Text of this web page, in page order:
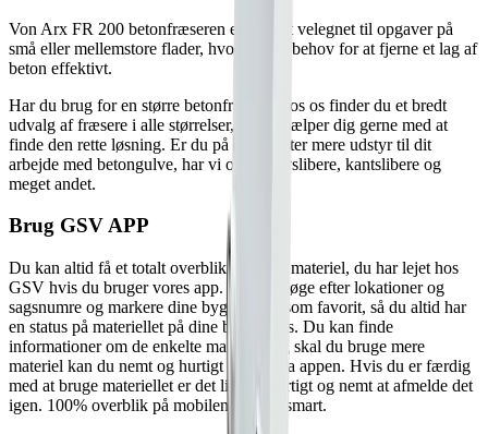
Von Arx FR 200 betonfræseren er særligt velegnet til opgaver på
små eller mellemstore flader, hvor du har behov for at fjerne et lag af
beton effektivt.
Har du brug for en større betonfræser? Hos os finder du et bredt
udvalg af fræsere i alle størrelser, og vi hjælper dig gerne med at
finde den rette løsning. Er du på udkig efter mere udstyr til dit
arbejde med betongulve, har vi også gulvslibere, kantslibere og
meget andet.
Brug GSV APP
Du kan altid få et totalt overblik over det materiel, du har lejet hos
GSV hvis du bruger vores app. Du kan søge efter lokationer og
sagsnumre og markere dine byggesager som favorit, så du altid har
en status på materiellet på dine byggesites. Du kan finde
informationer om de enkelte maskiner og skal du bruge mere
materiel kan du nemt og hurtigt booke via appen. Hvis du er færdig
med at bruge materiellet er det lige så hurtigt og nemt at afmelde det
igen. 100% overblik på mobilen - det er smart.